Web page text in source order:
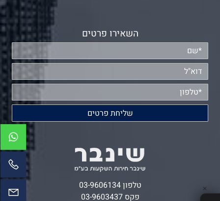
השאירו פרטים
טלפון03-9606134
פקס 03-9603437
✕